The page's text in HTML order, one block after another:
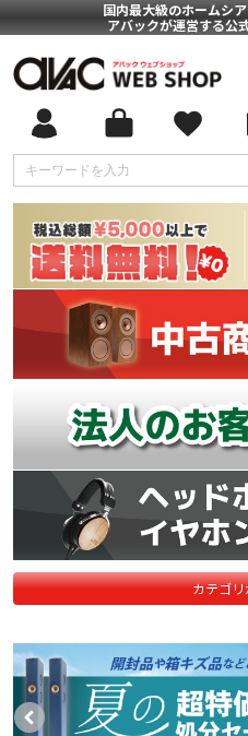
国内最大級のホームシ
アバックが運営する公
カテゴ